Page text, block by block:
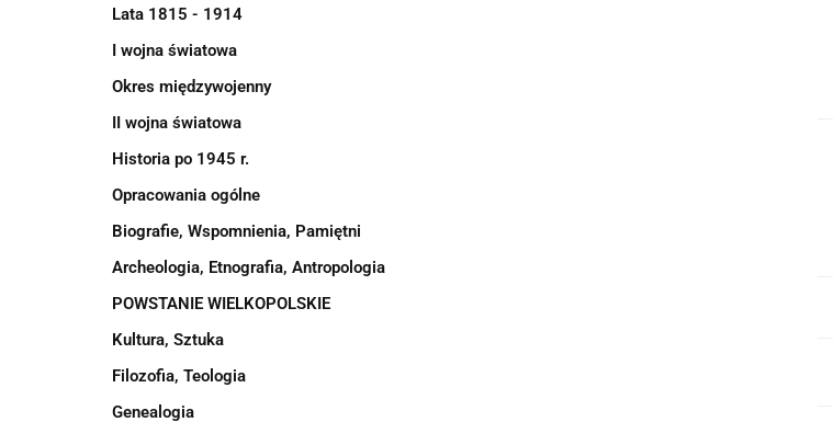
Lata 1815 - 1914
I wojna światowa
Okres międzywojenny
II wojna światowa
Historia po 1945 r.
Opracowania ogólne
Biografie, Wspomnienia, Pamiętni
Archeologia, Etnografia, Antropologia
POWSTANIE WIELKOPOLSKIE
Kultura, Sztuka
Filozofia, Teologia
Genealogia